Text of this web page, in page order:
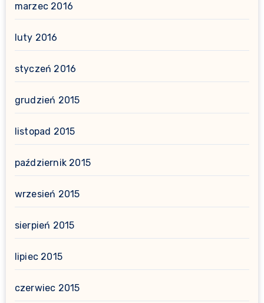
marzec 2016
luty 2016
styczeń 2016
grudzień 2015
listopad 2015
październik 2015
wrzesień 2015
sierpień 2015
lipiec 2015
czerwiec 2015